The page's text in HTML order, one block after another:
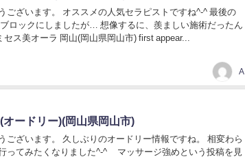
ございます。 オススメの人気セラピストですね^-^ 最後の
ロックにしましたが… 想像するに、羨ましい施術だったん
ス美オーラ 岡山(岡山県岡山市) first appear...
A
ードリー)(岡山県岡山市)
ございます。 久しぶりのオードリー情報ですね。 相変わら
ってみたくなりました^-^ マッサージ強めという投稿を見